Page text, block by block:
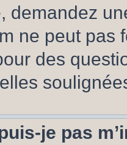
demandez
ne peut
des
je pas